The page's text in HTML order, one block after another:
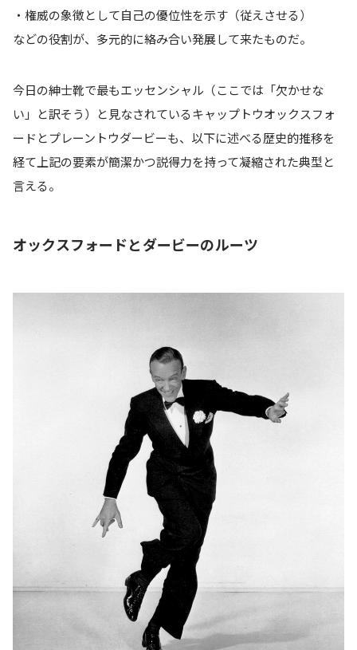
・権威の象徴として自己の優位性を示す（従えさせる）
などの役割が、多元的に絡み合い発展して来たものだ。
今日の紳士靴で最もエッセンシャル（ここでは「欠かせな
い」と訳そう）と見なされているキャップトウオックスフォ
ードとプレーントウダービーも、以下に述べる歴史的推移を
経て上記の要素が簡潔かつ説得力を持って凝縮された典型と
言える。
オックスフォードとダービーのルーツ